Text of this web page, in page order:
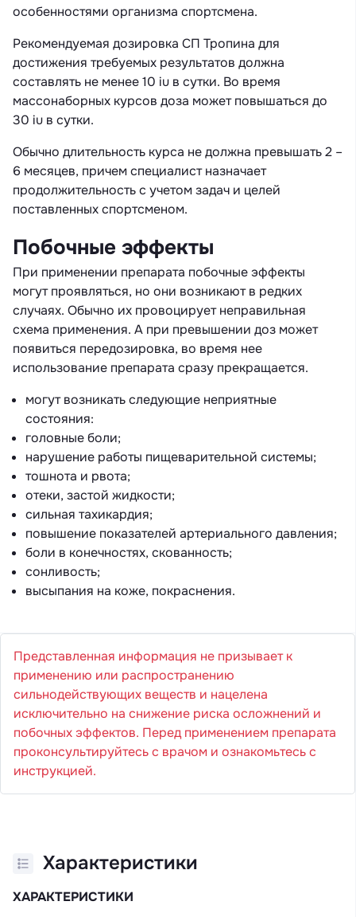
особенностями организма спортсмена.
Рекомендуемая дозировка СП Тропина для
достижения требуемых результатов должна
составлять не менее 10 iu в сутки. Во время
массонаборных курсов доза может повышаться до
30 iu в сутки.
Обычно длительность курса не должна превышать 2 –
6 месяцев, причем специалист назначает
продолжительность с учетом задач и целей
поставленных спортсменом.
Побочные эффекты
При применении препарата побочные эффекты
могут проявляться, но они возникают в редких
случаях. Обычно их провоцирует неправильная
схема применения. А при превышении доз может
появиться передозировка, во время нее
использование препарата сразу прекращается.
могут возникать следующие неприятные
состояния:
головные боли;
нарушение работы пищеварительной системы;
тошнота и рвота;
отеки, застой жидкости;
сильная тахикардия;
повышение показателей артериального давления;
боли в конечностях, скованность;
сонливость;
высыпания на коже, покраснения.
Представленная информация не призывает к
применению или распространению
сильнодействующих веществ и нацелена
исключительно на снижение риска осложнений и
побочных эффектов. Перед применением препарата
проконсультируйтесь с врачом и ознакомьтесь с
инструкцией.
Характеристики
ХАРАКТЕРИСТИКИ